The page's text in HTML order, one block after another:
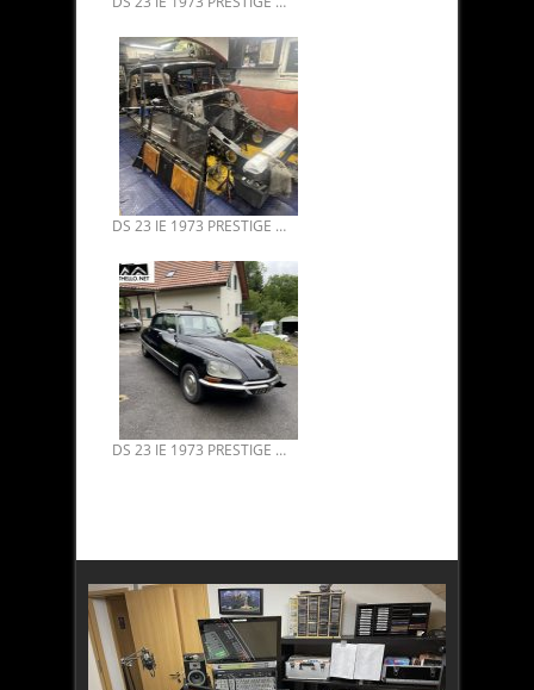
DS 23 IE 1973 PRESTIGE EX 1ER MINISTRE MR MESSMER 02.
DS 23 IE 1973 PRESTIGE EX 1ER MINISTRE MR MESSMER 01.